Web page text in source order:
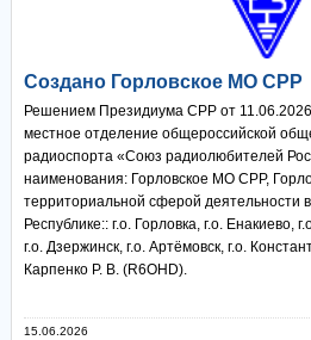
Создано Горловское МО СРР
Решением Президиума СРР от 11.06.2026
местное отделение общероссийской
радиоспорта «Союз радиолюбителей
наименования: Горловское МО СРР,
территориальной сферой деятельности
Республике:: г.о. Горловка, г.о. Енакиево,
г.о. Дзержинск, г.о. Артёмовск, г.о.
Карпенко Р. В. (R6OHD).
15.06.2026